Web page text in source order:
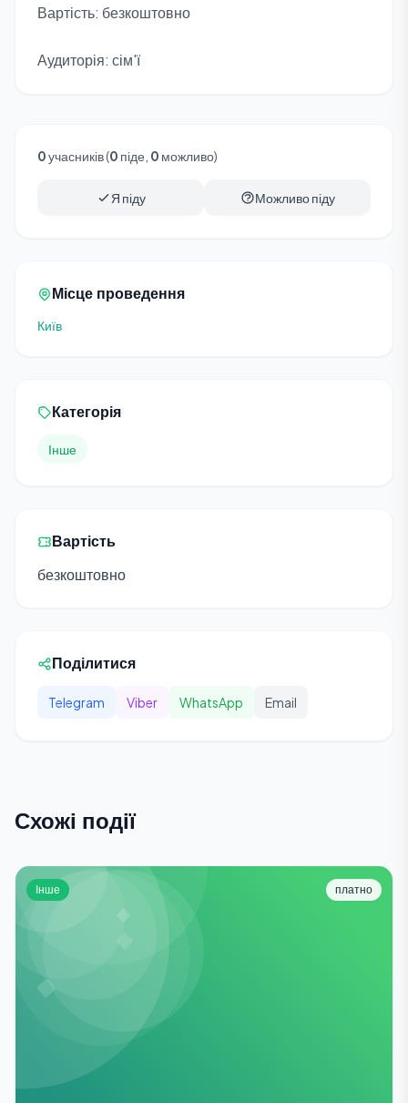
Вартість: безкоштовно
Аудиторія: сім'ї
0учасників (0 піде, 0 можливо)
Я піду Можливо піду
Місце проведення
Київ
Категорія
Інше
Вартість
безкоштовно
Поділитися
Telegram Viber WhatsApp Email
Схожі події
Інше платно